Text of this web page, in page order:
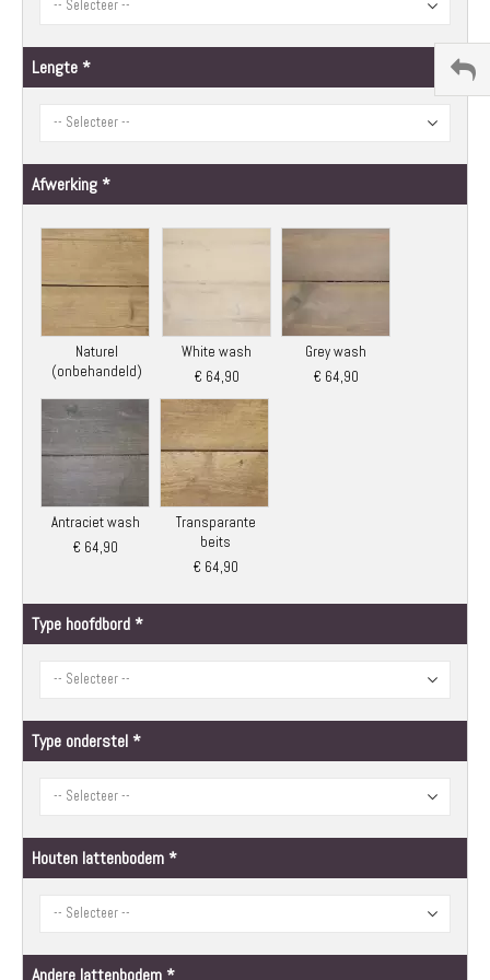
Lengte
Afwerking
Naturel
(onbehandeld)
White wash
€ 64,90
Grey wash
€ 64,90
Antraciet wash
€ 64,90
Transparante
beits
€ 64,90
Type hoofdbord
Type onderstel
Houten lattenbodem
Andere lattenbodem